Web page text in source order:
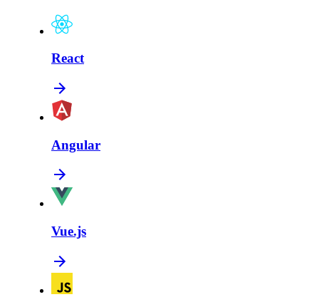
React
Angular
Vue.js